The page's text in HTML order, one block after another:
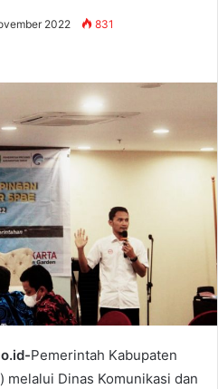
2022 831
Pemerintah Kabupaten
melalui Dinas Komunikasi dan